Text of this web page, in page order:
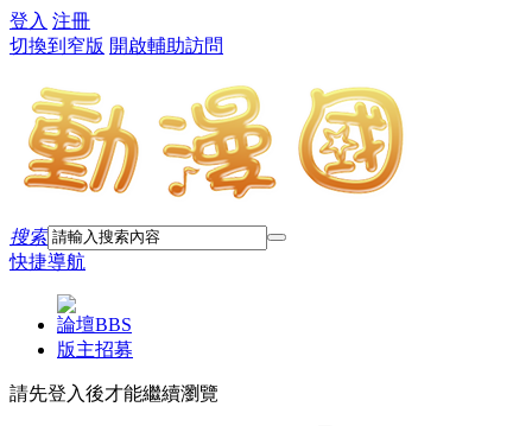
登入 注冊
切換到窄版 開啟輔助訪問
搜索
快捷導航
論壇BBS
版主招募
請先登入後才能繼續瀏覽